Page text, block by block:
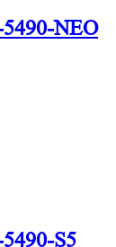
NEO
S5